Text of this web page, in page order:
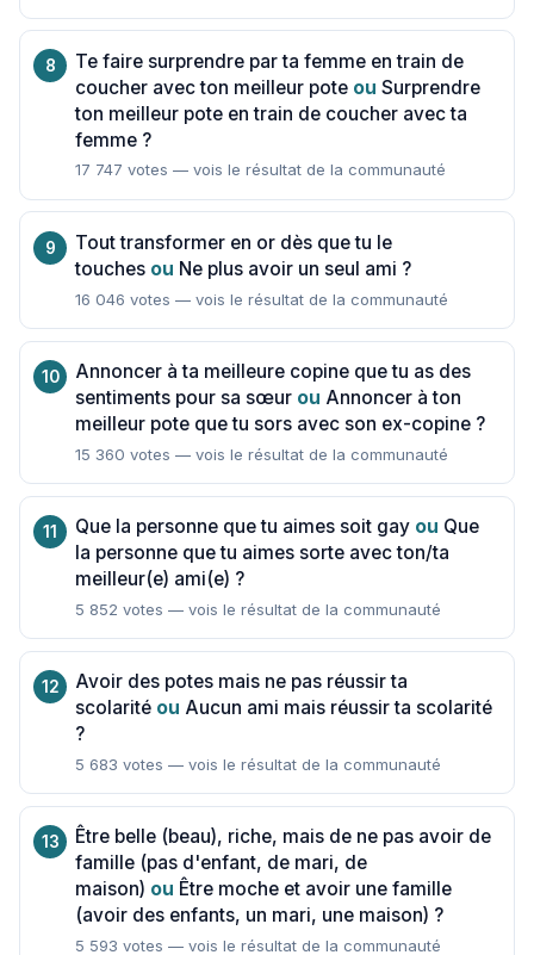
Te faire surprendre par ta femme en train de
coucher avec ton meilleur pote ou Surprendre
ton meilleur pote en train de coucher avec ta
femme ?
17 747 votes — vois le résultat de la communauté
Tout transformer en or dès que tu le
touches ou Ne plus avoir un seul ami ?
16 046 votes — vois le résultat de la communauté
Annoncer à ta meilleure copine que tu as des
sentiments pour sa sœur ou Annoncer à ton
meilleur pote que tu sors avec son ex-copine ?
15 360 votes — vois le résultat de la communauté
Que la personne que tu aimes soit gay ou Que
la personne que tu aimes sorte avec ton/ta
meilleur(e) ami(e) ?
5 852 votes — vois le résultat de la communauté
Avoir des potes mais ne pas réussir ta
scolarité ou Aucun ami mais réussir ta scolarité
?
5 683 votes — vois le résultat de la communauté
Être belle (beau), riche, mais de ne pas avoir de
famille (pas d'enfant, de mari, de
maison) ou Être moche et avoir une famille
(avoir des enfants, un mari, une maison) ?
5 593 votes — vois le résultat de la communauté